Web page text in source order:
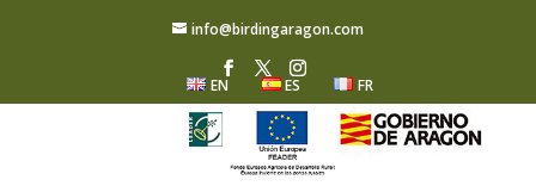
info@birdingaragon.com
EN ES FR